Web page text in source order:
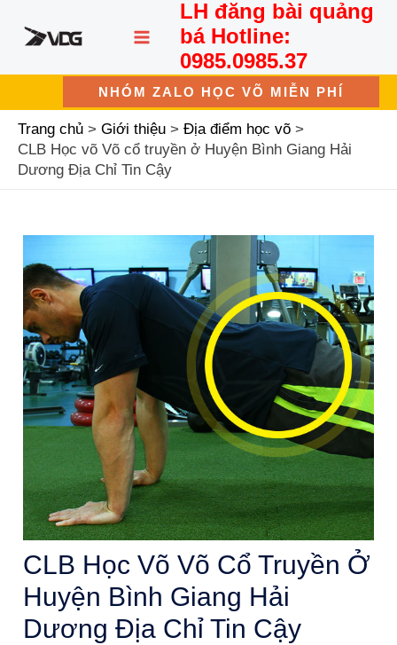
dung
MAIN
MENU
LH đăng bài quảng
bá Hotline:
0985.0985.37
NHÓM ZALO HỌC VÕ MIỄN PHÍ
Trang chủ Giới thiệu
Địa điểm học võ
CLB Học võ Võ cổ truyền ở Huyện Bình Giang Hải
Dương Địa Chỉ Tin Cậy
CLB Học Võ Võ Cổ Truyền Ở
Huyện Bình Giang Hải
Dương Địa Chỉ Tin Cậy